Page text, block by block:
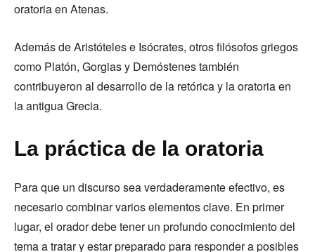
oratoria en Atenas.
Además de Aristóteles e Isócrates, otros filósofos griegos
como Platón, Gorgias y Demóstenes también
contribuyeron al desarrollo de la retórica y la oratoria en
la antigua Grecia.
La práctica de la oratoria
Para que un discurso sea verdaderamente efectivo, es
necesario combinar varios elementos clave. En primer
lugar, el orador debe tener un profundo conocimiento del
tema a tratar y estar preparado para responder a posibles